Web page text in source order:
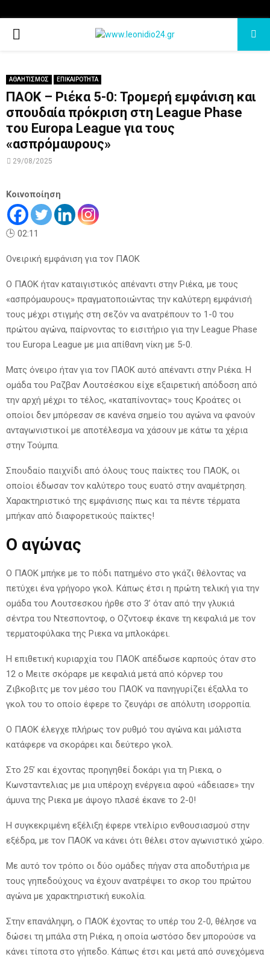
PRIMARY
ΑΘΛΗΤΙΣΜΟΣ ΕΠΙΚΑΙΡΟΤΗΤΑ
ΠΑΟΚ – Ριέκα 5-0: Τρομερή εμφάνιση και
σπουδαία πρόκριση στη League Phase
του Europa League για τους
«ασπρόμαυρους»
29/08/2025
Κοινοποίηση
🕒 02:11
Ονειρική εμφάνιση για τον ΠΑΟΚ
Ο ΠΑΟΚ ήταν καταιγιστικός απέναντι στην Ριέκα, με τους
«ασπρόμαυρους» πραγματοποιώντας την καλύτερη εμφάνισή
τους μέχρι στιγμής στη σεζόν να ανατρέπουν το 1-0 του
πρώτου αγώνα, παίρνοντας το εισιτήριο για την League Phase
του Europa League με μια απίθανη νίκη με 5-0.
Ματς όνειρο ήταν για τον ΠΑΟΚ αυτό απέναντι στην Ριέκα. Η
ομάδα του Ραζβαν Λουτσέσκου είχε εξαιρετική απόδοση από
την αρχή μέχρι το τέλος, «καταπίνοντας» τους Κροάτες οι
οποίοι δεν μπόρεσαν σε κανένα σημείο του αγώνα να φανούν
ανταγωνιστικοί με αποτέλεσμα να χάσουν με κάτω τα χέρια
στην Τούμπα.
Σπουδαίο παιχνίδι από όλους τους παίκτες του ΠΑΟΚ, οι
οποίοι έδωσαν τον καλύτερο τους ευατό στην αναμέτρηση.
Χαρακτηριστικό της εμφάνισης πως και τα πέντε τέρματα
μπήκαν από διαφορετικούς παίκτες!
Ο αγώνας
Ο ΠΑΟΚ μπήκε με το πόδι πατημένο στο γκάζι θέλοντας να
πετύχει ένα γρήγορο γκολ. Κάπως έτσι η πρώτη τελική για την
ομάδα του Λουτσεσκου ήρθε στο 3’ όταν από την γλυκιά
σέντρα του Ντεσποντοφ, ο Οζντοεφ έκανε τη κεφαλιά με τον
τερματοφύλακα της Ριεκα να μπλοκάρει.
Η επιθετική κυριαρχία του ΠΑΟΚ απέδωσε καρπούς όταν στο
12 ο Μειτε σκόραρε με κεφαλιά μετά από κόρνερ του
Ζιβκοβιτς με τον μέσο του ΠΑΟΚ να πανηγυρίζει έξαλλα το
γκολ του το οποίο έφερε το ζευγάρι σε απόλυτη ισορροπία.
Ο ΠΑΟΚ έλεγχε πλήρως τον ρυθμό του αγώνα και μάλιστα
κατάφερε να σκοράρει και δεύτερο γκολ.
Στο 25’ και έχοντας προηγηθεί δοκάρι για τη Ριεκα, ο
Κωνσταντελιας με μια υπέροχη ενέργεια αφού «άδειασε» την
άμυνα της Ριεκα με άψογο πλασέ έκανε το 2-0!
Η συγκεκριμένη εξέλιξη έφερε ντελίριο ενθουσιασμού στην
εξέδρα, με τον ΠΑΟΚ να κάνει ότι θέλει στον αγωνιστικό χώρο.
Με αυτό τον τρόπο οι δύο ομάδες πήγαν στα αποδυτήρια με
τους γηπεδούχους να έχουν ανατρέψει το σκορ του πρώτου
αγώνα με χαρακτηριστική ευκολία.
Στην επανάληψη, ο ΠΑΟΚ έχοντας το υπέρ του 2-0, θέλησε να
δώσει τη μπάλα στη Ριέκα, η οποία ωστόσο δεν μπορούσε να
κάνει τίποτα στο γήπεδο. Κάπως έτσι και μετά από συνεχόμενα